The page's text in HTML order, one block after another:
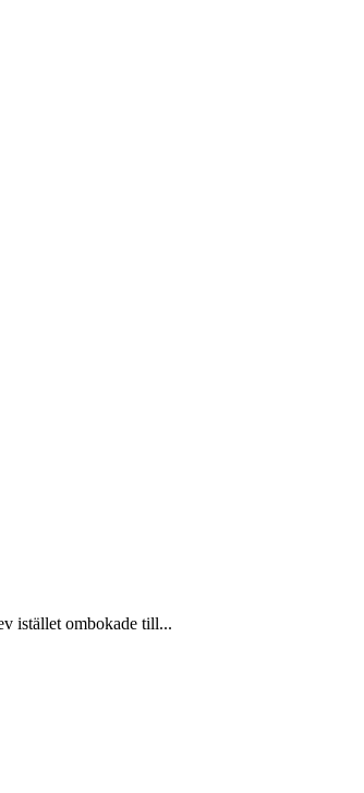
istället ombokade till...